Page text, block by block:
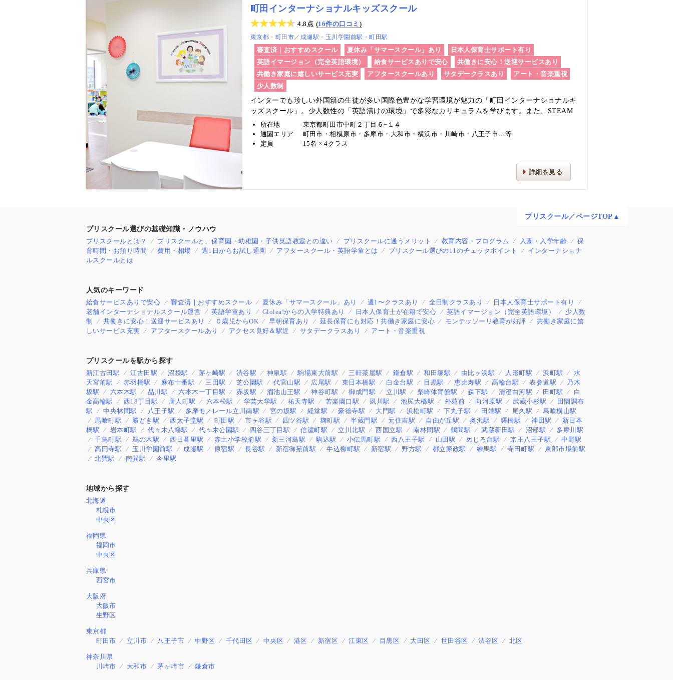
町田インターナショナルキッズスクール
4.8点 16件の口コミ
東京都 町田市／ 成瀬駅 玉川学園前駅 町田駅
審査済｜おすすめスクール 夏休み「サマースクール」あり
日本人保育士サポート有り
英語イマージョン（完全英語環境）
給食サービスありで安心
共働きに安心！送迎サービスあり
共働き家庭に嬉しいサービス充実
アフタースクールあり サタデークラスあり
アート・音楽重視
少人数制
インターでも珍しい外国籍の生徒が多い国際色豊かな学習環境が魅力の「町田インターナショナルキ
ッズスクール」。少人数性の「英語漬けの環境」で多彩なカリキュラムを学びます。また、STEAM
教育も実施しお子さまの可能性を大きく広げます！
所在地
東京都町田市中町２丁目６−１４
通園エリア
町田市・相模原市・多摩市・大和市・横浜市・川崎市・八王子市…等
定員
15名 × 4クラス
詳細を見る
プリスクール／ページTOP▲
プリスクール選びの基礎知識・ノウハウ
プリスクールとは？
プリスクールと、保育園・幼稚園・子供英語教室との違い プリスクールに通うメリット 教育内容・プログラム 入園・入学年齢
保
育時間・お預り時間
費用・相場 週1日からお試し通園 アフタースクール・英語学童とは プリスクール選びの11のチェックポイント
インターナショナ
ルスクールとは
人気のキーワード
給食サービスありで安心
審査済｜おすすめスクール 夏休み「サマースクール」あり 週1〜クラスあり 全日制クラスあり
日本人保育士サポート有り
老舗インターナショナルスクール運営
英語学童あり Glolea!からの入学特典あり 日本人保育士が在籍で安心 英語イマージョン（完全英語環境）
少人数
制
共働きに安心！送迎サービスあり ０歳児からOK 早朝保育あり 延長保育にも対応！共働き家庭に安心 モンテッソーリ教育が好評
共働き家庭に嬉
しいサービス充実
アフタースクールあり アクセス良好＆駅近 サタデークラスあり アート・音楽重視
プリスクールを駅から探す
新江古田駅
江古田駅 沼袋駅 茅ヶ崎駅 渋谷駅 神泉駅 駒場東大前駅 三軒茶屋駅 鎌倉駅 和田塚駅 由比ヶ浜駅 人形町駅 浜町駅
水
天宮前駅
赤羽橋駅 麻布十番駅 三田駅 芝公園駅 代官山駅 広尾駅 東日本橋駅 白金台駅 目黒駅 恵比寿駅 高輪台駅 表参道駅
乃木
坂駅
六本木駅 品川駅 六本木一丁目駅 赤坂駅 溜池山王駅 神谷町駅 御成門駅 立川駅 柴崎体育館駅 森下駅 清澄白河駅 田町駅
白
金高輪駅
西18丁目駅 唐人町駅 六本松駅 学芸大学駅 祐天寺駅 苦楽園口駅 夙川駅 池尻大橋駅 外苑前 向河原駅 武蔵小杉駅
田園調布
駅
中央林間駅 八王子駅 多摩モノレール立川南駅 宮の坂駅 経堂駅 豪徳寺駅 大門駅 浜松町駅 下丸子駅 田端駅 尾久駅
馬喰横山駅
馬喰町駅
勝どき駅 西太子堂駅 町田駅 市ヶ谷駅 四ツ谷駅 麹町駅 半蔵門駅 元住吉駅 自由が丘駅 奥沢駅 曙橋駅 神田駅
新日本
橋駅
岩本町駅 代々木八幡駅 代々木公園駅 四谷三丁目駅 信濃町駅 立川北駅 西国立駅 南林間駅 鶴間駅 武蔵新田駅 沼部駅
多摩川駅
千鳥町駅
鵜の木駅 西日暮里駅 赤土小学校前駅 新三河島駅 駒込駅 小伝馬町駅 西八王子駅 山田駅 めじろ台駅 京王八王子駅
中野駅
高円寺駅
玉川学園前駅 成瀬駅 原宿駅 長谷駅 新宿御苑前駅 牛込柳町駅 新宿駅 野方駅 都立家政駅 練馬駅 寺田町駅
東部市場前駅
北巽駅
南巽駅 今里駅
地域から探す
北海道
札幌市
中央区
福岡県
福岡市
中央区
兵庫県
西宮市
大阪府
大阪市
生野区
東京都
町田市
立川市 八王子市 中野区 千代田区 中央区 港区 新宿区 江東区 目黒区 大田区 世田谷区 渋谷区 北区
神奈川県
川崎市
大和市 茅ヶ崎市 鎌倉市